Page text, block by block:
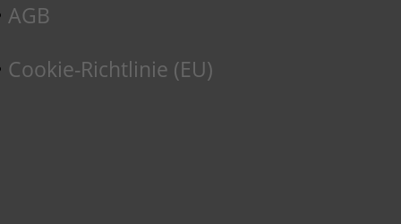
AGB
Cookie-Richtlinie (EU)